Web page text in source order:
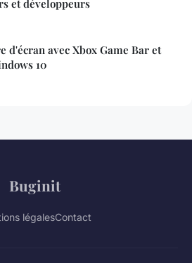
et développeurs
d'écran avec Xbox Game Bar et
10
Buginit
légalesContact